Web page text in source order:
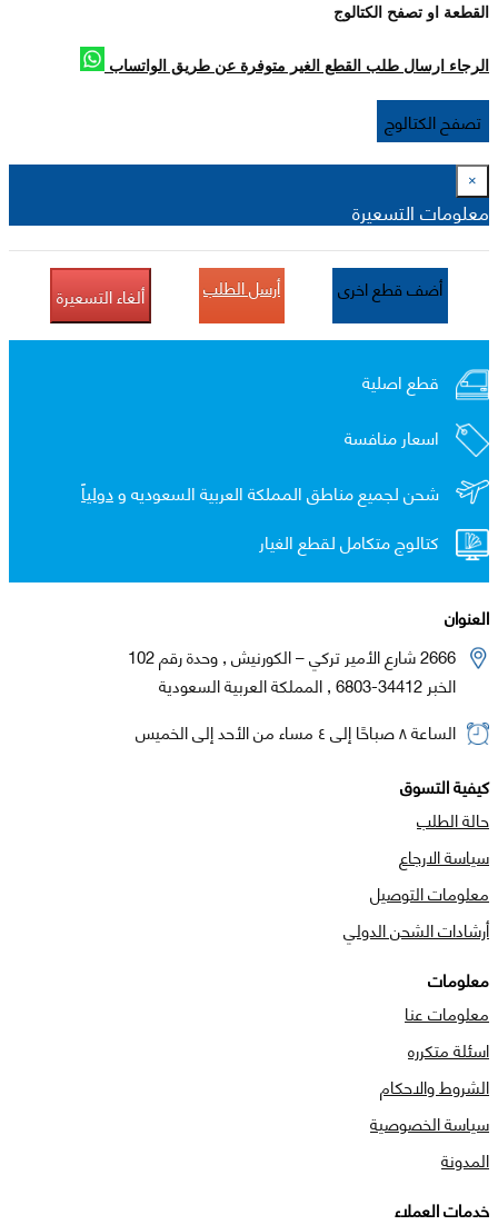
القطعة او تصفح الكتالوج
الرجاء ارسال طلب القطع الغير متوفرة عن طريق الواتساب
تصفح الكتالوج
×
معلومات التسعيرة
أضف قطع اخرى أرسل الطلب ألغاء التسعيرة
قطع اصلية
اسعار منافسة
شحن لجميع مناطق المملكة العربية السعوديه ودولياً
كتالوج متكامل لقطع الغيار
العنوان
2666 شارع الأمير تركي – الكورنيش , وحدة رقم 102
الخبر 34412-6803 , المملكة العربية السعودية
الساعة ٨ صباحًا إلى ٤ مساء من الأحد إلى الخميس
كيفية التسوق
حالة الطلب
سياسة الارجاع
معلومات التوصيل
أرشادات الشحن الدولي
معلومات
معلومات عنا
اسئلة متكرره
الشروط والاحكام
سياسة الخصوصية
المدونة
خدمات العملاء